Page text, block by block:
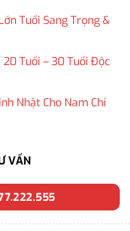
Tuổi Sang Trọng &
20 Tuổi – 30 Tuổi Độc
Nhật Cho Nam Chỉ
VẤN